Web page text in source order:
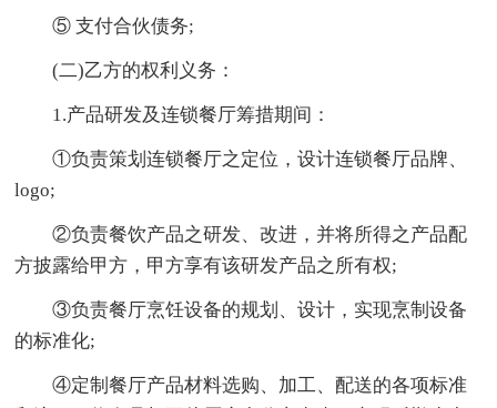
⑤ 支付合伙债务;
(二)乙方的权利义务：
1.产品研发及连锁餐厅筹措期间：
①负责策划连锁餐厅之定位，设计连锁餐厅品牌、
logo;
②负责餐饮产品之研发、改进，并将所得之产品配
方披露给甲方，甲方享有该研发产品之所有权;
③负责餐厅烹饪设备的规划、设计，实现烹制设备
的标准化;
④定制餐厅产品材料选购、加工、配送的各项标准